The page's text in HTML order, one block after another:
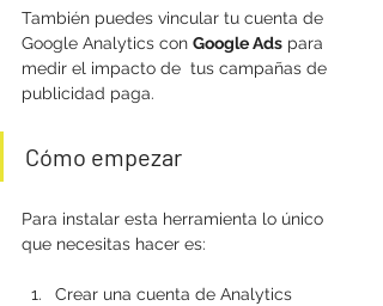
También puedes vincular tu cuenta de
Google Analytics con Google Ads para
medir el impacto de  tus campañas de
publicidad paga.
Cómo empezar
Para instalar esta herramienta lo único
que necesitas hacer es:
Crear una cuenta de Analytics